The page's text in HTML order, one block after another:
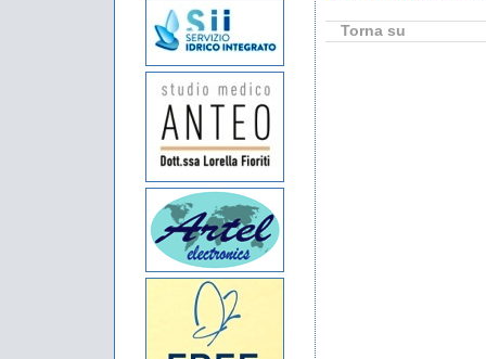
Torna su